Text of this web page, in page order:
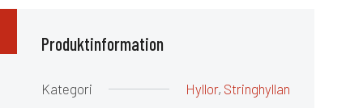
Produktinformation
Kategori Hyllor, Stringhyllan